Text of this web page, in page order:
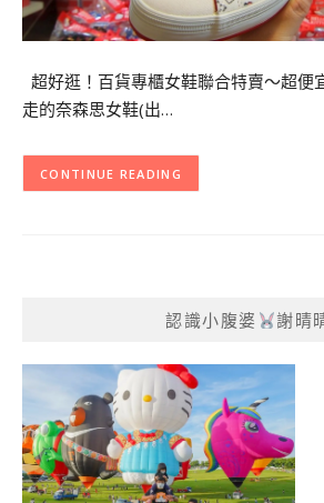
超好逛！百貨專櫃女鞋聯合特賣～超
走的奈森思女鞋(出…
CONTINUE READING
認識小腹婆 謝晴